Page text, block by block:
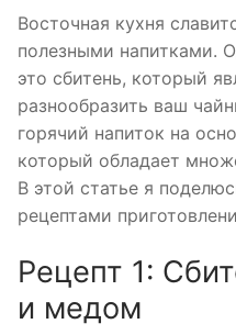
Восточная кухня
полезными напитками.
это сбитень, который
разнообразить ваш
горячий напиток на
который обладает
В этой статье я
рецептами
Рецепт 1:
и медом